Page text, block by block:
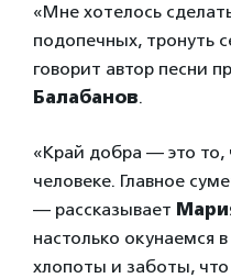
«Мне хотелось
подопечных, тронуть
говорит автор песни
Балабанов.
«Край добра — это то,
человеке. Главное
— рассказывает
настолько окунаемся
хлопоты и заботы,